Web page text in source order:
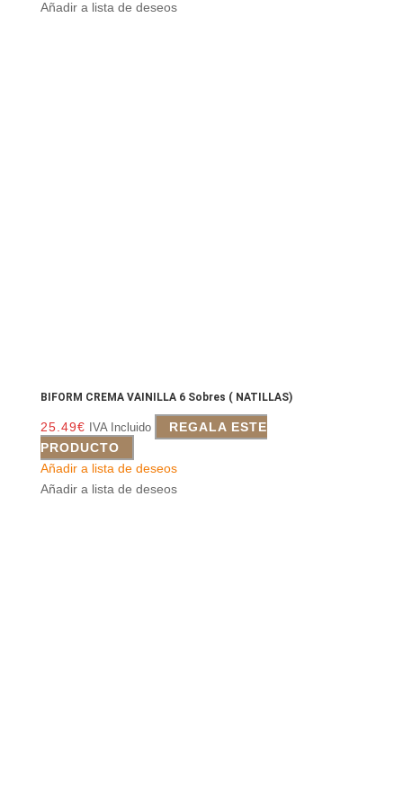
Añadir a lista de deseos
BIFORM CREMA VAINILLA 6 Sobres ( NATILLAS)
25.49€ IVA Incluido
REGALA ESTE
PRODUCTO
Añadir a lista de deseos
Añadir a lista de deseos